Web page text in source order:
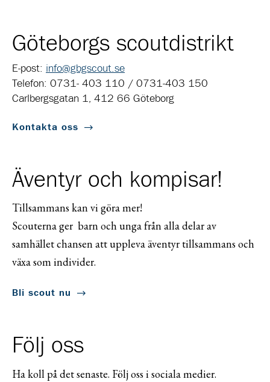
Göteborgs scoutdistrikt
E-post: info@gbgscout.se
Telefon: 0731- 403 110 / 0731-403 150
Carlbergsgatan 1, 412 66 Göteborg
Kontakta oss
Äventyr och kompisar!
Tillsammans kan vi göra mer!
Scouterna ger barn och unga från alla delar av
samhället chansen att uppleva äventyr tillsammans och
växa som individer.
Bli scout nu
Följ oss
Ha koll på det senaste. Följ oss i sociala medier.